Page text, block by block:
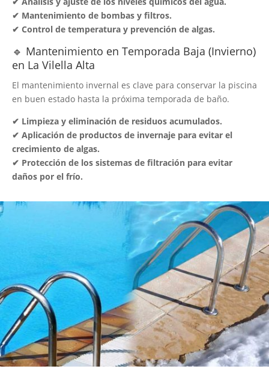
✔ Mantenimiento de bombas y filtros.
✔ Control de temperatura y prevención de algas.
🔹 Mantenimiento en Temporada Baja (Invierno)
en La Vilella Alta
El mantenimiento invernal es clave para conservar la piscina
en buen estado hasta la próxima temporada de baño.
✔ Limpieza y eliminación de residuos acumulados.
✔ Aplicación de productos de invernaje para evitar el
crecimiento de algas.
✔ Protección de los sistemas de filtración para evitar
daños por el frío.